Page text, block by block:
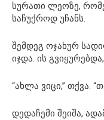
სურათი ლეოზე,
საჩუქროდ უჩანს.
შემდეგ ოჯახურ
იჯდა. ის
“ახლა ვიცი,” თქვა.
დედაჩემი შეიშა,